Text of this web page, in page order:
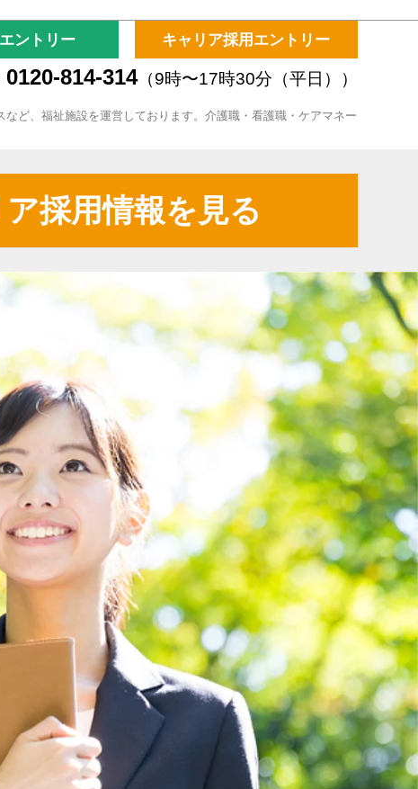
ントリー キャリア採用エントリー
814-314（9時〜17時30分（平日））
ど、福祉施設を運営しております。介護職・看護職・ケアマネー
採用情報を見る